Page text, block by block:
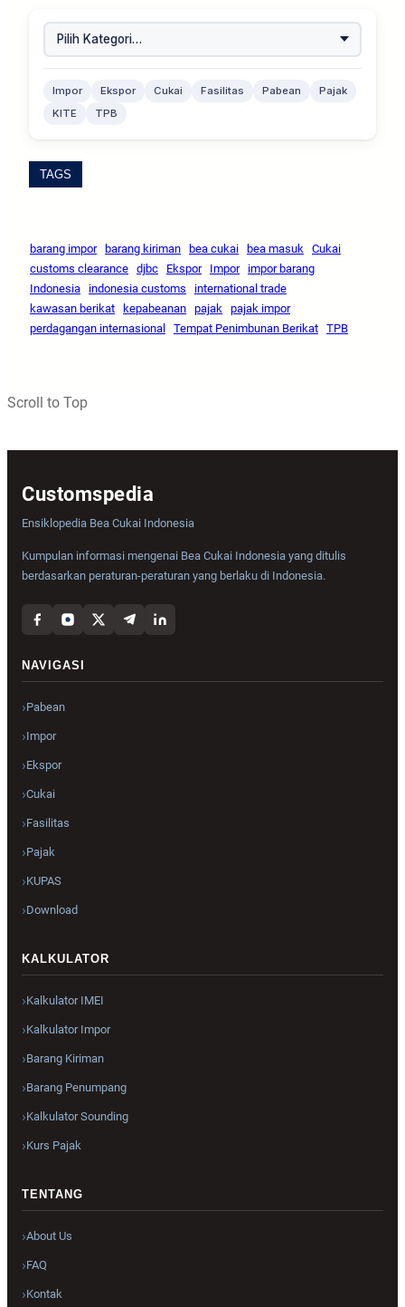
Impor Ekspor Cukai Fasilitas Pabean
Pajak
KITE
TPB
TAGS
barang impor barang kiriman bea cukai bea masuk
Cukai
customs clearance djbc Ekspor Impor
impor barang
Indonesia
indonesia customs
international trade
kawasan berikat
kepabeanan pajak
pajak impor
perdagangan internasional
Tempat Penimbunan Berikat TPB
Scroll to Top
Customspedia
Ensiklopedia Bea Cukai Indonesia
Kumpulan informasi mengenai Bea Cukai Indonesia yang ditulis
berdasarkan peraturan-peraturan yang berlaku di Indonesia.
NAVIGASI
Pabean
Impor
Ekspor
Cukai
Fasilitas
Pajak
KUPAS
Download
KALKULATOR
Kalkulator IMEI
Kalkulator Impor
Barang Kiriman
Barang Penumpang
Kalkulator Sounding
Kurs Pajak
TENTANG
About Us
FAQ
Kontak